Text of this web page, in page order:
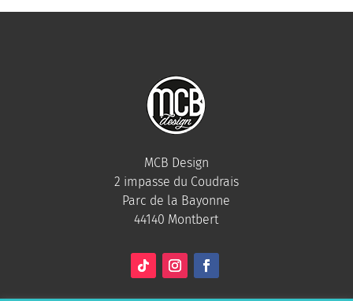
MCB Design
2 impasse du Coudrais
Parc de la Bayonne
44140 Montbert